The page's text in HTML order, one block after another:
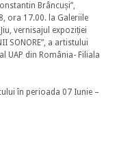
Brâncuși”,
ora 17.00. la Galeriile
vernisajul expoziției
SONORE”, a artistului
UAP din România- Filiala
în perioada 07 Iunie –